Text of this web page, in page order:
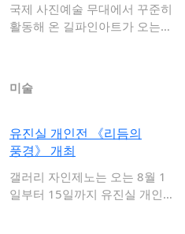
국제 사진예술 무대에서 꾸준히
활동해 온 길파인아트가 오는 7
미술
유진실 개인전 《리듬의
풍경》 개최
갤러리 자인제노는 오는 8월 1
일부터 15일까지 유진실 개인